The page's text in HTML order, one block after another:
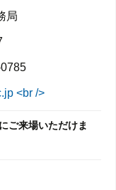
局
<br />
ご来場いただけま